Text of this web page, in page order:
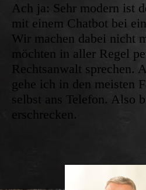
Ach ja: Sehr modern ist
mit einem Chatbot bei
Wir machen dabei nicht
möchten in aller Regel
Rechtsanwalt sprechen.
gehe ich in den meisten
selbst ans Telefon. Also
erschrecken.